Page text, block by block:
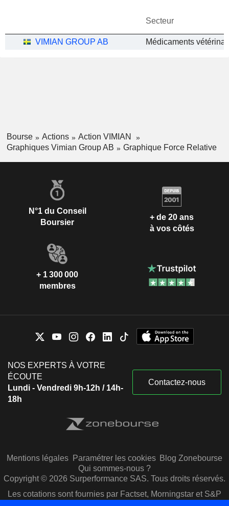
Secteur
VIMIAN GROUP AB Médicaments
Bourse Actions
Action VIMIAN
Graphiques Vimian Group AB
Graphique Force Relative
N°1 du Conseil
Boursier
+ de 20 ans
à vos côtés
+ 1 300 000
membres
NOS EXPERTS À VOTRE
ÉCOUTE
Lundi - Vendredi 9h-12h / 14h-
18h
Contactez-nous
Mentions légales Paramétrer les cookies Blog Zonebourse
Qui sommes-nous ?
Copyright © 2026 Surperformance SAS. Tous droits réservés.
Les cotations sont fournies par Factset, Morningstar et S&P